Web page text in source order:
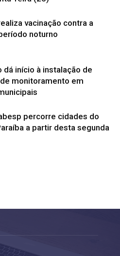
vacinação contra a
noturno
dá início à instalação de
monitoramento em
percorre cidades do
a partir desta segunda